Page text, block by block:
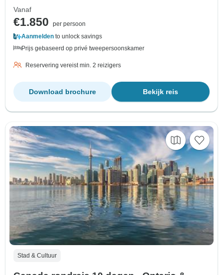
Vanaf
€1.850
per persoon
Aanmelden to unlock savings
Prijs gebaseerd op privé tweepersoonskamer
Reservering vereist min. 2 reizigers
Bekijk reis
Download brochure
Stad & Cultuur